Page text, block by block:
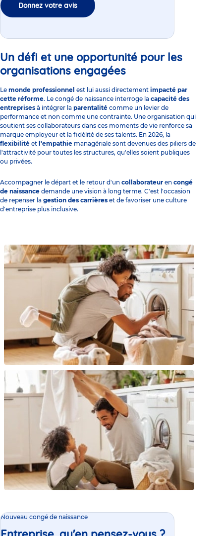
Donnez votre avis
Un défi et une opportunité pour les
organisations engagées
Le monde professionnel est lui aussi directement impacté par
cette réforme. Le congé de naissance interroge la capacité des
entreprises à intégrer la parentalité comme un levier de
performance et non comme une contrainte. Une organisation qui
soutient ses collaborateurs dans ces moments de vie renforce sa
marque employeur et la fidélité de ses talents. En 2026, la
flexibilité et l'empathie managériale sont devenues des piliers de
l'attractivité pour toutes les structures, qu'elles soient publiques
ou privées.
Accompagner le départ et le retour d'un collaborateur en congé
de naissance demande une vision à long terme. C'est l'occasion
de repenser la gestion des carrières et de favoriser une culture
d'entreprise plus inclusive.
Nouveau congé de naissance